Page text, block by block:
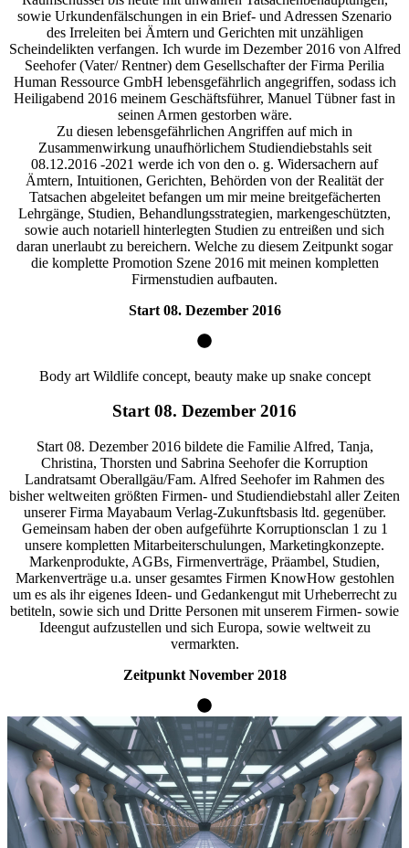
sowie Urkundenfälschungen in ein Brief- und Adressen Szenario
des Irreleiten bei Ämtern und Gerichten mit unzähligen
Scheindelikten verfangen. Ich wurde im Dezember 2016 von Alfred
Seehofer (Vater/ Rentner) dem Gesellschafter der Firma Perilia
Human Ressource GmbH lebensgefährlich angegriffen, sodass ich
Heiligabend 2016 meinem Geschäftsführer, Manuel Tübner fast in
seinen Armen gestorben wäre.
Zu diesen lebensgefährlichen Angriffen auf mich in
Zusammenwirkung unaufhörlichem Studiendiebstahls seit
08.12.2016 -2021 werde ich von den o. g. Widersachern auf
Ämtern, Intuitionen, Gerichten, Behörden von der Realität der
Tatsachen abgeleitet befangen um mir meine breitgefächerten
Lehrgänge, Studien, Behandlungsstrategien, markengeschützten,
sowie auch notariell hinterlegten Studien zu entreißen und sich
daran unerlaubt zu bereichern. Welche zu diesem Zeitpunkt sogar
die komplette Promotion Szene 2016 mit meinen kompletten
Firmenstudien aufbauten.
Start 08. Dezember 2016
Body art Wildlife concept, beauty make up snake concept
Start 08. Dezember 2016
Start 08. Dezember 2016 bildete die Familie Alfred, Tanja,
Christina, Thorsten und Sabrina Seehofer die Korruption
Landratsamt Oberallgäu/Fam. Alfred Seehofer im Rahmen des
bisher weltweiten größten Firmen- und Studiendiebstahl aller Zeiten
unserer Firma Mayabaum Verlag-Zukunftsbasis ltd. gegenüber.
Gemeinsam haben der oben aufgeführte Korruptionsclan 1 zu 1
unsere kompletten Mitarbeiterschulungen, Marketingkonzepte.
Markenprodukte, AGBs, Firmenverträge, Präambel, Studien,
Markenverträge u.a. unser gesamtes Firmen KnowHow gestohlen
um es als ihr eigenes Ideen- und Gedankengut mit Urheberrecht zu
betiteln, sowie sich und Dritte Personen mit unserem Firmen- sowie
Ideengut aufzustellen und sich Europa, sowie weltweit zu
vermarkten.
Zeitpunkt November 2018